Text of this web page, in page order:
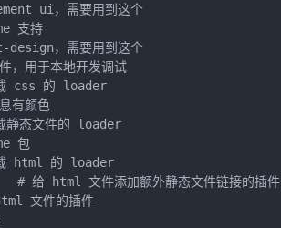
ui，需要用到这个
支持
，需要用到这个
用于本地开发调试
css 的 loader
有颜色
态文件的 loader
包
html 的 loader
给 html 文件添加额外静态文件链接的插件
文件的插件